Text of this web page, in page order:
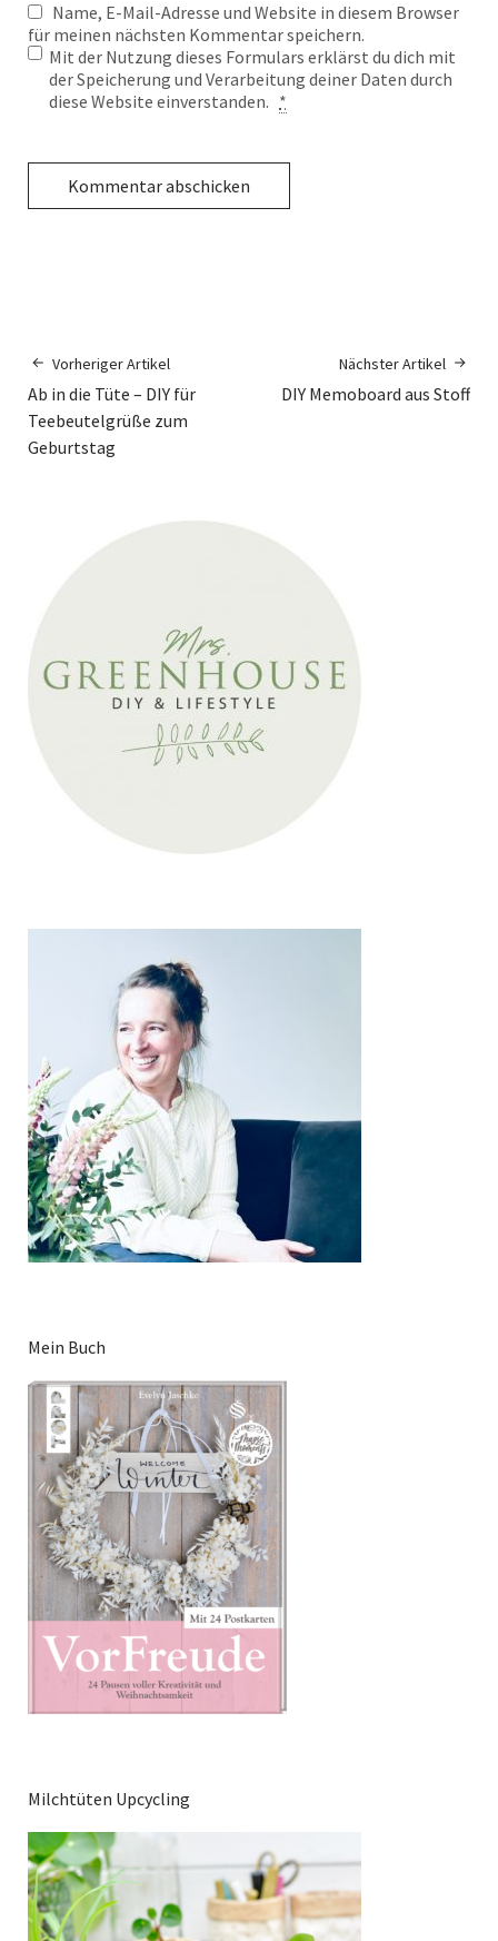
Name, E-Mail-Adresse und Website in diesem Browser
für meinen nächsten Kommentar speichern.
Mit der Nutzung dieses Formulars erklärst du dich mit
der Speicherung und Verarbeitung deiner Daten durch
diese Website einverstanden. *
Vorheriger Artikel
Ab in die Tüte – DIY für
Teebeutelgrüße zum
Geburtstag
Nächster Artikel
DIY Memoboard aus Stoff
Mein Buch
Milchtüten Upcycling